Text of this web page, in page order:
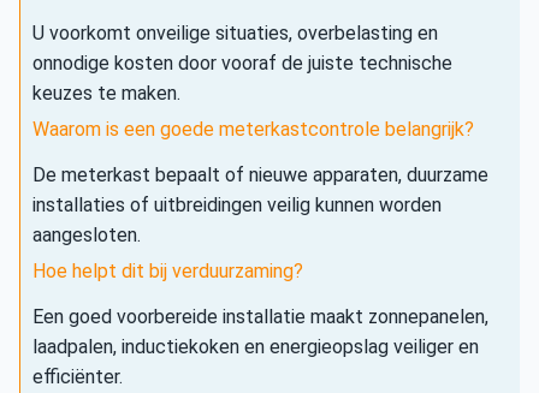
U voorkomt onveilige situaties, overbelasting en
onnodige kosten door vooraf de juiste technische
keuzes te maken.
Waarom is een goede meterkastcontrole belangrijk?
De meterkast bepaalt of nieuwe apparaten, duurzame
installaties of uitbreidingen veilig kunnen worden
aangesloten.
Hoe helpt dit bij verduurzaming?
Een goed voorbereide installatie maakt zonnepanelen,
laadpalen, inductiekoken en energieopslag veiliger en
efficiënter.